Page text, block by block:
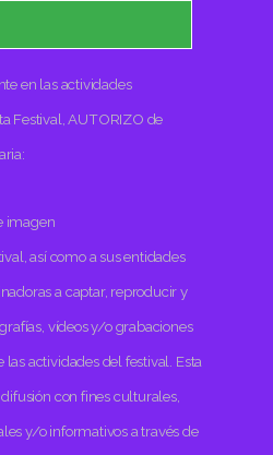
en las actividades
Festival, AUTORIZO de
imagen
así como a sus entidades
a captar, reproducir y
vídeos y/o grabaciones
actividades del festival. Esta
con fines culturales,
y/o informativos a través de